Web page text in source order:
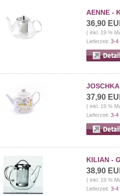
AENNE -
36,90
( inkl. 19 %
Lieferzeit: 3-4
37,90
( inkl. 19 %
Lieferzeit: 3-4
KILIAN -
38,90
( inkl. 19 %
Lieferzeit: 3-4